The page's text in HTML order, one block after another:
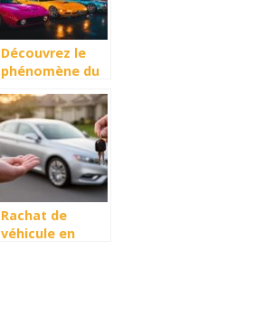
des générations
Découvrez le
phénomène du
automobile au
Japon à
Yokohama
Rachat de
véhicule en